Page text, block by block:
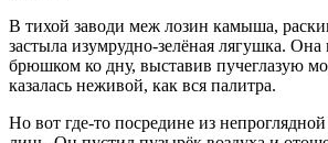
В тихой заводи меж лозин камыша,
застыла изумрудно-зелёная лягушка. Она
брюшком ко дну, выставив пучеглазую
казалась неживой, как вся палитра.
Но вот где-то посредине из